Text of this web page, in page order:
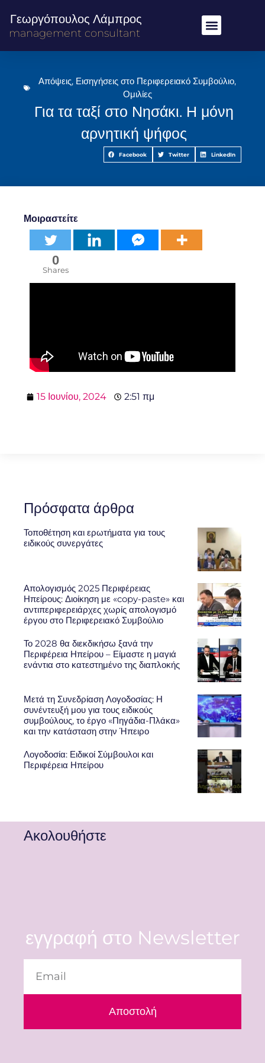
Γεωργόπουλος Λάμπρος
management consultant
Απόψεις, Εισηγήσεις στο Περιφερειακό Συμβούλιο,
Ομιλίες
Για τα ταξί στο Νησάκι. Η μόνη
αρνητική ψήφος
Facebook Twitter LinkedIn
Μοιραστείτε
0
Shares
15 Ιουνίου, 2024 2:51 πμ
Πρόσφατα άρθρα
Τοποθέτηση και ερωτήματα για τους
ειδικούς συνεργάτες
Απολογισμός 2025 Περιφέρειας
Ηπείρους: Διοίκηση με «copy-paste» και
αντιπεριφερειάρχες χωρίς απολογισμό
έργου στο Περιφερειακό Συμβούλιο
Το 2028 θα διεκδικήσω ξανά την
Περιφέρεια Ηπείρου – Είμαστε η μαγιά
ενάντια στο κατεστημένο της διαπλοκής
Μετά τη Συνεδρίαση Λογοδοσίας: Η
συνέντευξή μου για τους ειδικούς
συμβούλους, το έργο «Πηγάδια-Πλάκα»
και την κατάσταση στην Ήπειρο
Λογοδοσία: Ειδικοί Σύμβουλοι και
Περιφέρεια Ηπείρου
Ακολουθήστε
εγγραφή στο Newsletter
Αποστολή